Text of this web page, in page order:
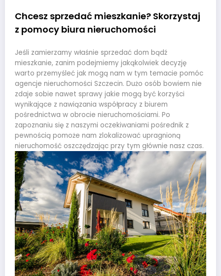
Chcesz sprzedać mieszkanie? Skorzystaj
z pomocy biura nieruchomości
Jeśli zamierzamy właśnie sprzedać dom bądź
mieszkanie, zanim podejmiemy jakąkolwiek decyzję
warto przemyśleć jak mogą nam w tym temacie pomóc
agencje nieruchomości Szczecin. Dużo osób bowiem nie
zdaje sobie nawet sprawy jakie mogą być korzyści
wynikające z nawiązania współpracy z biurem
pośrednictwa w obrocie nieruchomościami. Po
zapoznaniu się z naszymi oczekiwaniami pośrednik z
pewnością pomoże nam zlokalizować upragnioną
nieruchomość oszczędzając przy tym głównie nasz czas.